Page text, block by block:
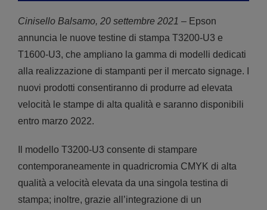
Cinisello Balsamo, 20 settembre 2021 – Epson
annuncia le nuove testine di stampa T3200-U3 e
T1600-U3, che ampliano la gamma di modelli dedicati
alla realizzazione di stampanti per il mercato signage. I
nuovi prodotti consentiranno di produrre ad elevata
velocità le stampe di alta qualità e saranno disponibili
entro marzo 2022.
Il modello T3200-U3 consente di stampare
contemporaneamente in quadricromia CMYK di alta
qualità a velocità elevata da una singola testina di
stampa; inoltre, grazie all’integrazione di un